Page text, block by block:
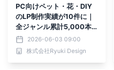
PC向けペット・花・DIY
のLP制作実績が10件に｜
全ジャンル累計5,000本
以上の制作実績
2026-06-03 09:00
株式会社Ryuki Design